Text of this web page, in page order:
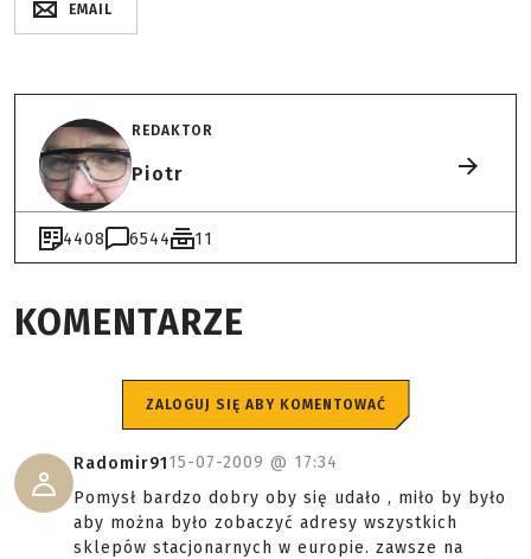
EMAIL
REDAKTOR
Piotr
4408 6544 11
KOMENTARZE
ZALOGUJ SIĘ ABY KOMENTOWAĆ
Radomir9115-07-2009 @ 17:34
Pomysł bardzo dobry oby się udało , miło by było
aby można było zobaczyć adresy wszystkich
sklepów stacjonarnych w europie. zawsze na